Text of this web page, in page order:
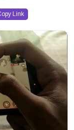
Link